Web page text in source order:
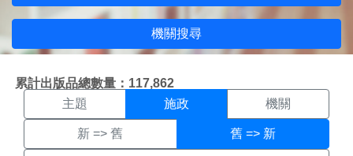
機關搜尋
累計出版品總數量：117,862
施政搜尋結果頁面
主題 施政 機關
新 => 舊 舊 => 新